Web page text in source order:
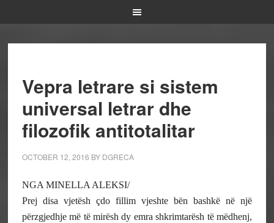
Vepra letrare si sistem
universal letrar dhe
filozofik antitotalitar
OCTOBER 12, 2016 BY DGRECA
NGA MINELLA ALEKSI/
Prej disa vjetësh çdo fillim vjeshte bën bashkë në një
përzgjedhje më të mirësh dy emra shkrimtarësh të mëdhenj,